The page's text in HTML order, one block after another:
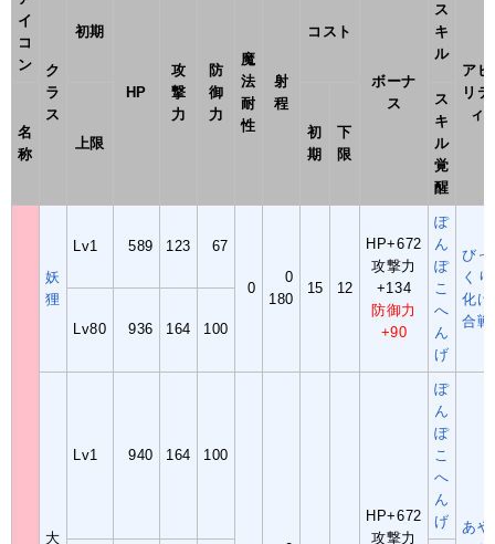
イ
コ
ン
ク
ラ
ス
初期
HP
攻
撃
力
防
御
力
魔
法
耐
性
射
程
コスト
ボーナ
ス
ス
キ
ル
アビ
リテ
ィ
名
称
上限
初
期
下
限
ス
キ
ル
覚
醒
妖
狸
Lv1 589 123 67
0
0
180
15 12
HP+672
攻撃力
+134
防御力
+90
ぽ
ん
ぽ
こ
へ
ん
げ
びっ
くり
化け
合戦
Lv80 936 164 100
大
Lv1 940 164 100
HP+672
攻撃力
ぽ
ん
ぽ
こ
へ
ん
げ
あや